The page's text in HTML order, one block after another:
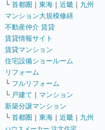
└ 首都圏 ｜ 東海 ｜ 近畿 ｜ 九州
マンション大規模修繕
不動産仲介 賃貸
賃貸情報サイト
賃貸マンション
住宅設備ショールーム
リフォーム
└ フルリフォーム
└ 戸建て ｜ マンション
新築分譲マンション
└ 首都圏 ｜ 東海 ｜ 近畿 ｜ 九州